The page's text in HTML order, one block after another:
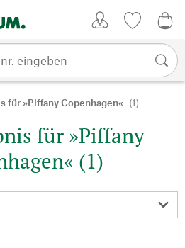
für »Piffany Copenhagen« (1)
für »Piffany
(1)